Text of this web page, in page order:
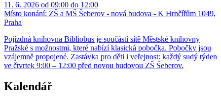
11. 6. 2026 od 09:00 do 12:00
Místo konání: ZŠ a MŠ Šeberov - nová budova - K Hrnčířům 1049,
Praha
Pojízdná knihovna Bibliobus je součástí sítě Městské knihovny
Pražské s možnostmi, které nabízí klasická pobočka. Pobočky jsou
vzájemně propojené. Zastávka pro děti i veřejnost: každý sudý týden
ve čtvrtek 9:00 – 12:00 před novou budovou ZŠ Šeberov.
Kalendář